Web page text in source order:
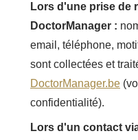
Lors d'une prise de
DoctorManager :
email, téléphone,
sont collectées et
DoctorManager.be
confidentialité).
Lors d'un contact